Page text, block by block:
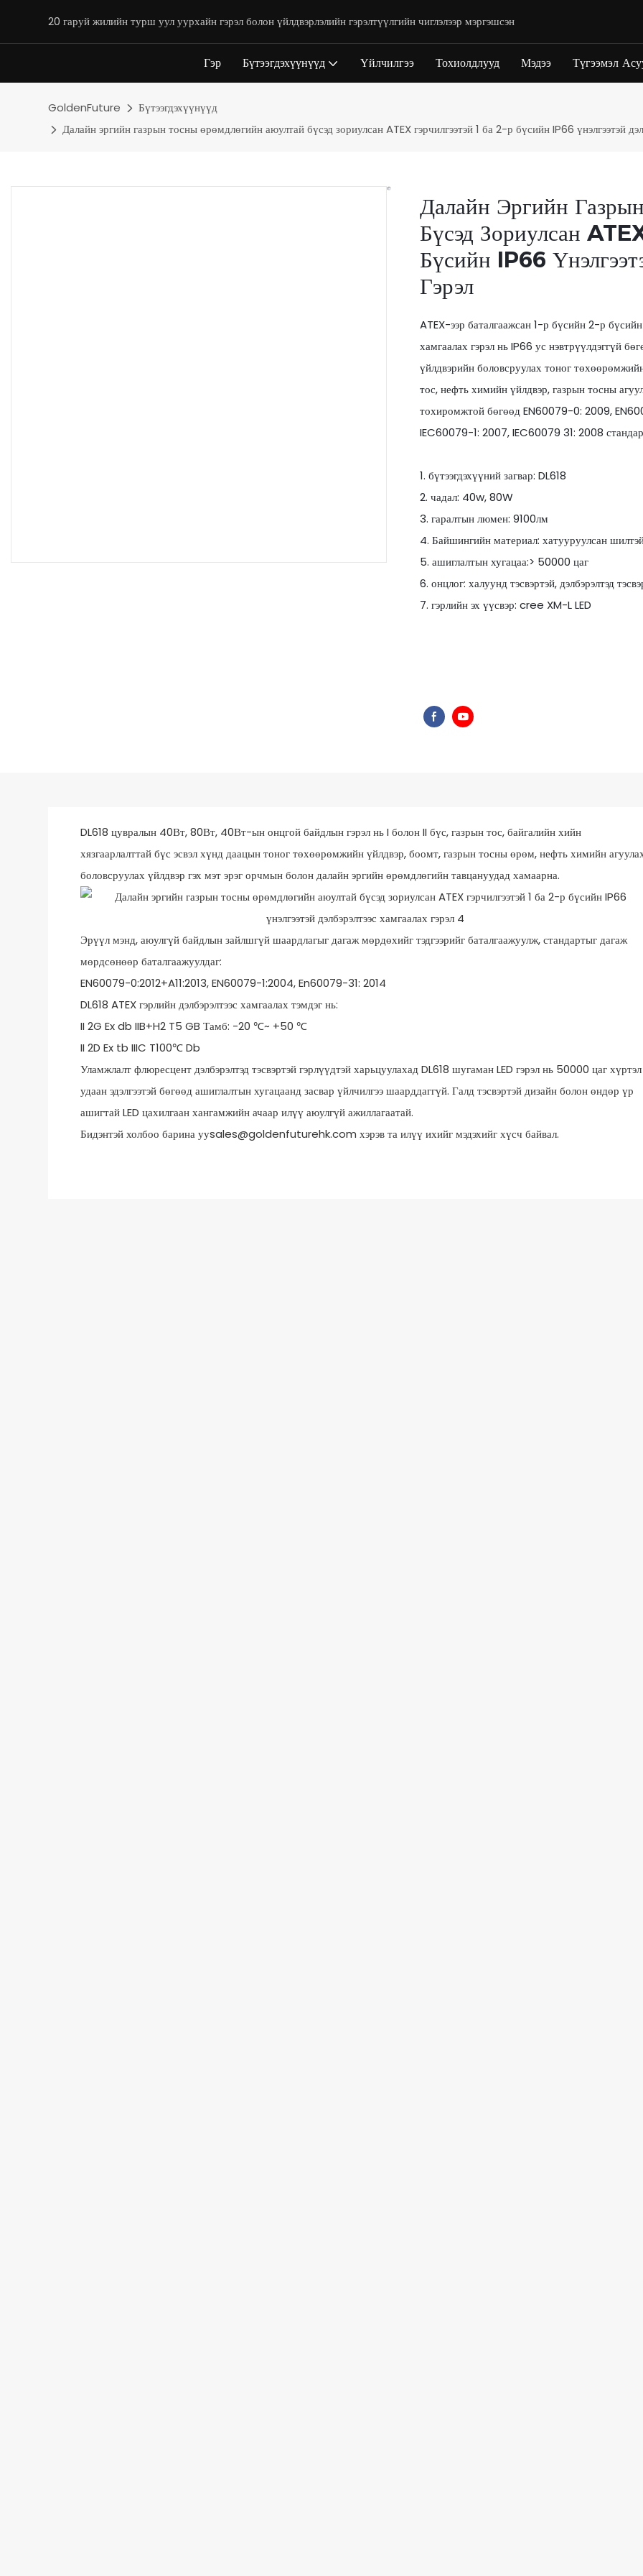
20 гаруй жилийн турш уул уурхайн гэрэл болон үйлдвэрлэлийн гэрэлтүүлгийн чиглэлээр мэргэшсэн
Гэр Бүтээгдэхүүнүүд Үйлчилгээ Тохиолдлууд Мэдээ Түгээмэл
GoldenFuture
Бүтээгдэхүүнүүд
Далайн эргийн газрын тосны өрөмдлөгийн аюултай бүсэд зориулсан ATEX гэрчилгээтэй 1 ба 2-р бүсийн IP66 үнэлгээтэй
Далайн Эргийн
Бүсэд Зориулсан
Бүсийн IP66
Гэрэл
ATEX-ээр баталгаажсан 1-р бүсийн 2-р
хамгаалах гэрэл нь IP66 ус нэвтрүүлдэггүй
үйлдвэрийн боловсруулах тоног
тос, нефть химийн үйлдвэр, газрын тосны
тохиромжтой бөгөөд EN60079-0: 2009,
IEC60079-1: 2007, IEC60079 31: 2008
1. бүтээгдэхүүний загвар: DL618
2. чадал: 40w, 80W
3. гаралтын люмен: 9100лм
4. Байшингийн материал: хатууруулсан
5. ашиглалтын хугацаа:> 50000 цаг
6. онцлог: халуунд тэсвэртэй, дэлбэрэлтэд
7. гэрлийн эх үүсвэр: cree XM-L LED
DL618 цувралын 40Вт, 80Вт, 40Вт-ын онцгой байдлын гэрэл нь I болон II бүс, газрын тос, байгалийн хийн
хязгаарлалттай бүс эсвэл хүнд даацын тоног төхөөрөмжийн үйлдвэр, боомт, газрын тосны өрөм, нефть химийн
боловсруулах үйлдвэр гэх мэт эрэг орчмын болон далайн эргийн өрөмдлөгийн тавцануудад хамаарна.
Эрүүл мэнд, аюулгүй байдлын зайлшгүй шаардлагыг дагаж мөрдөхийг тэдгээрийг баталгаажуулж, стандартыг дагаж
мөрдсөнөөр баталгаажуулдаг:
EN60079-0:2012+A11:2013, EN60079-1:2004, En60079-31: 2014
DL618 ATEX гэрлийн дэлбэрэлтээс хамгаалах тэмдэг нь:
II 2G Ex db IIB+H2 T5 GB Тамб: -20 ℃~ +50 ℃
II 2D Ex tb IIIC T100℃ Db
Уламжлалт флюресцент дэлбэрэлтэд тэсвэртэй гэрлүүдтэй харьцуулахад DL618 шугаман LED гэрэл нь 50000 цаг хүртэл
удаан эдэлгээтэй бөгөөд ашиглалтын хугацаанд засвар үйлчилгээ шаарддаггүй. Галд тэсвэртэй дизайн болон өндөр үр
ашигтай LED цахилгаан хангамжийн ачаар илүү аюулгүй ажиллагаатай.
Бидэнтэй холбоо барина ууsales@goldenfuturehk.com хэрэв та илүү ихийг мэдэхийг хүсч байвал.